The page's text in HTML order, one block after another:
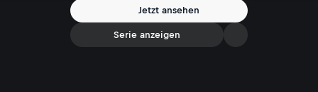
Jetzt ansehen
Serie anzeigen